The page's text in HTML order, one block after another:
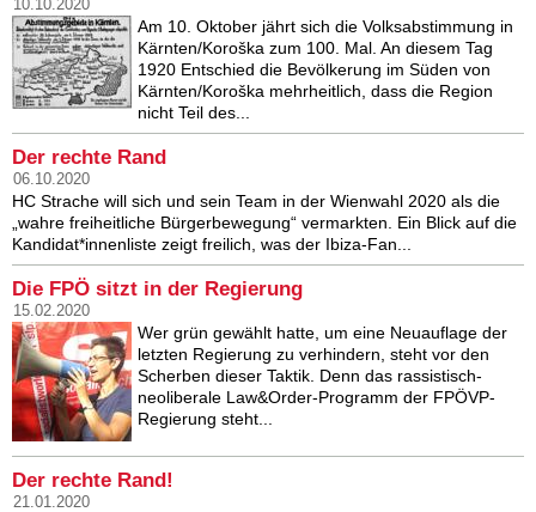
10.10.2020
Am 10. Oktober jährt sich die Volksabstimmung in
Kärnten/Koroška zum 100. Mal. An diesem Tag
1920 Entschied die Bevölkerung im Süden von
Kärnten/Koroška mehrheitlich, dass die Region
nicht Teil des...
Der rechte Rand
06.10.2020
HC Strache will sich und sein Team in der Wienwahl 2020 als die
„wahre freiheitliche Bürgerbewegung“ vermarkten. Ein Blick auf die
Kandidat*innenliste zeigt freilich, was der Ibiza-Fan...
Die FPÖ sitzt in der Regierung
15.02.2020
Wer grün gewählt hatte, um eine Neuauflage der
letzten Regierung zu verhindern, steht vor den
Scherben dieser Taktik. Denn das rassistisch-
neoliberale Law&Order-Programm der FPÖVP-
Regierung steht...
Der rechte Rand!
21.01.2020